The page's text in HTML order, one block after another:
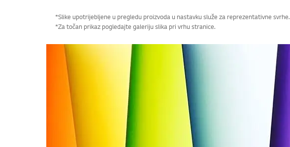
*Slike upotrijebljene u pregledu proizvoda u nastavku služe za reprezentativne svrhe.
*Za točan prikaz pogledajte galeriju slika pri vrhu stranice.